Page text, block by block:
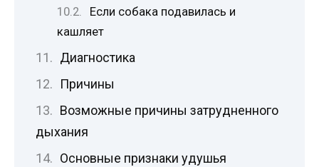
Если собака подавилась и
кашляет
Диагностика
Причины
Возможные причины затрудненного
дыхания
Основные признаки удушья